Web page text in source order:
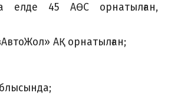
елде 45 АӨС орнатылған,
АҚ орнатылған;